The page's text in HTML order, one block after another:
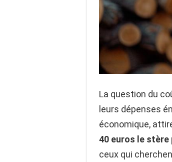
La question du
leurs dépenses
économique,
40 euros le stère
ceux qui